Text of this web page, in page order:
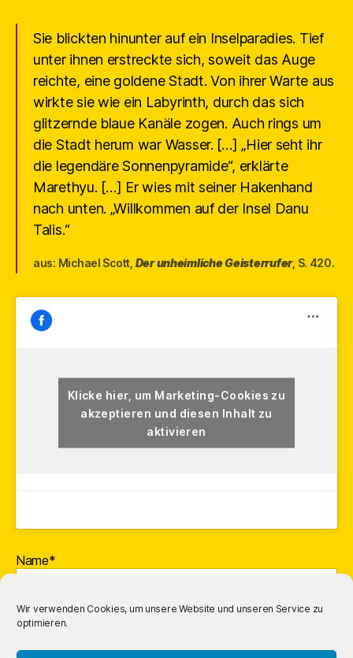
Wir verwenden Cookies, um unsere Website und unseren Service zu
optimieren.
Sie blickten hinunter auf ein Inselparadies. Tief
unter ihnen erstreckte sich, soweit das Auge
reichte, eine goldene Stadt. Von ihrer Warte aus
wirkte sie wie ein Labyrinth, durch das sich
glitzernde blaue Kanäle zogen. Auch rings um
die Stadt herum war Wasser. […] „Hier seht ihr
die legendäre Sonnenpyramide“, erklärte
Marethyu. […] Er wies mit seiner Hakenhand
nach unten. „Willkommen auf der Insel Danu
Talis.“
aus: Michael Scott, Der unheimliche Geisterrufer, S. 420.
Klicke hier, um Marketing-Cookies zu
akzeptieren und diesen Inhalt zu
aktivieren
Name*
E-Mail-Adresse*